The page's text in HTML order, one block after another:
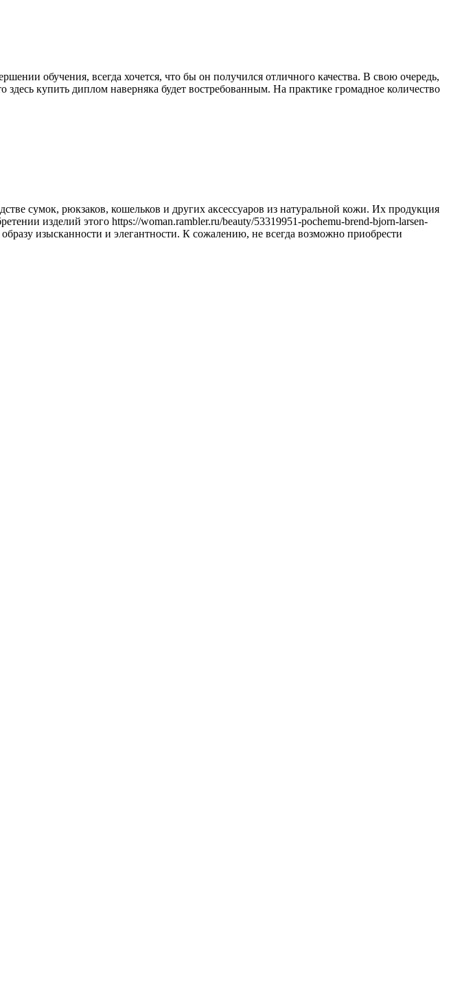
обучения, всегда хочется, что бы он получился отличного качества. В свою очередь,
купить диплом наверняка будет востребованным. На практике громадное количество
сумок, рюкзаков, кошельков и других аксессуаров из натуральной кожи. Их продукция
изделий этого https://woman.rambler.ru/beauty/53319951-pochemu-brend-bjorn-larsen-
изысканности и элегантности. К сожалению, не всегда возможно приобрести